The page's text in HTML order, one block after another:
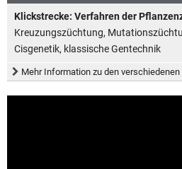
Klickstrecke: Verfahren der
Kreuzungszüchtung,
Cisgenetik, klassische Gentechnik
Mehr Information zu den